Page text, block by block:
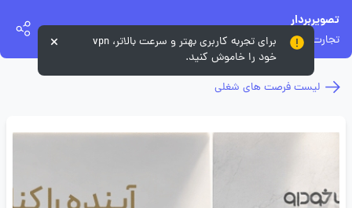
تصویربردار
تجارت خودرو خسروانی
لیست فرصت های شغلی
برای تجربه کاربری بهتر و سرعت بالاتر، vpn
خود را خاموش کنید.